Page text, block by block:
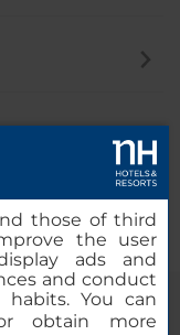
those of third
the user
ads and
and conduct
habits. You can
obtain more